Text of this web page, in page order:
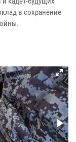
в сохранение